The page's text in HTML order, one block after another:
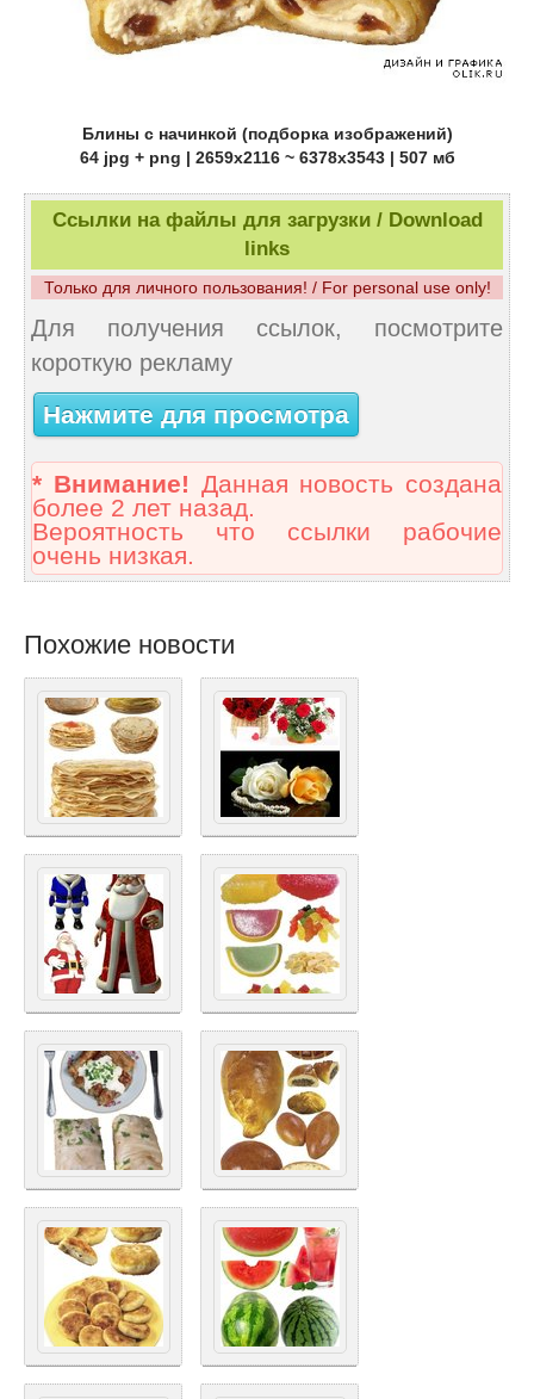
Блины с начинкой (подборка изображений)
64 jpg + png | 2659x2116 ~ 6378x3543 | 507 мб
Ссылки на файлы для загрузки / Download
links
Только для личного пользования! / For personal use only!
Для получения ссылок, посмотрите
короткую рекламу
Нажмите для просмотра
* Внимание! Данная новость создана
более 2 лет назад.
Вероятность что ссылки рабочие
очень низкая.
Похожие новости